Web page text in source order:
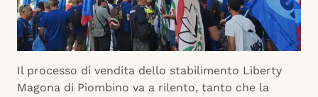
Il processo di vendita dello stabilimento Liberty
Magona di Piombino va a rilento, tanto che la